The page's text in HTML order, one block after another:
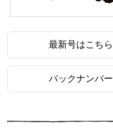
最新号はこちら
バックナンバー